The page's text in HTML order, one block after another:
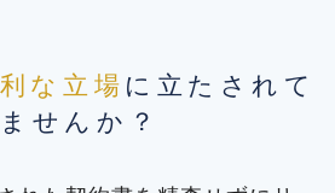
な立場 に立たされて
せんか？